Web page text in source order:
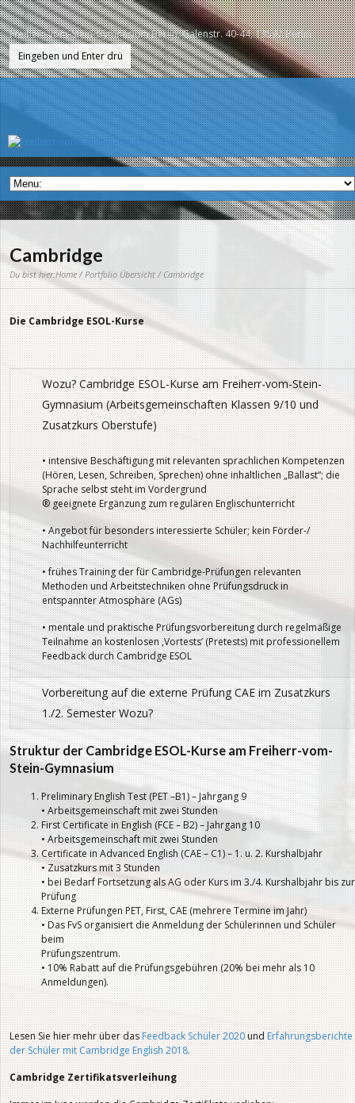
Freiherr-vom-Stein-Gymnasium Berlin, Galenstr. 40-44, 13597 Berlin
Cambridge
Du bist hier:Home/Portfolio Übersicht/ Cambridge
Die Cambridge ESOL-Kurse
Wozu? Cambridge ESOL-Kurse am Freiherr-vom-Stein-
Gymnasium (Arbeitsgemeinschaften Klassen 9/10 und
Zusatzkurs Oberstufe)
• intensive Beschäftigung mit relevanten sprachlichen Kompetenzen
(Hören, Lesen, Schreiben, Sprechen) ohne inhaltlichen „Ballast“; die
Sprache selbst steht im Vordergrund
® geeignete Ergänzung zum regulären Englischunterricht
• Angebot für besonders interessierte Schüler; kein Förder-/
Nachhilfeunterricht
• frühes Training der für Cambridge-Prüfungen relevanten
Methoden und Arbeitstechniken ohne Prüfungsdruck in
entspannter Atmosphäre (AGs)
• mentale und praktische Prüfungsvorbereitung durch regelmäßige
Teilnahme an kostenlosen ‚Vortests’ (Pretests) mit professionellem
Feedback durch Cambridge ESOL
Vorbereitung auf die externe Prüfung CAE im Zusatzkurs
1./2. Semester Wozu?
Struktur der Cambridge ESOL-Kurse am Freiherr-vom-
Stein-Gymnasium
Preliminary English Test (PET –B1) – Jahrgang 9
• Arbeitsgemeinschaft mit zwei Stunden
First Certificate in English (FCE – B2) – Jahrgang 10
• Arbeitsgemeinschaft mit zwei Stunden
Certificate in Advanced English (CAE – C1) – 1. u. 2. Kurshalbjahr
• Zusatzkurs mit 3 Stunden
• bei Bedarf Fortsetzung als AG oder Kurs im 3./4. Kurshalbjahr bis zur
Prüfung
Externe Prüfungen PET, First, CAE (mehrere Termine im Jahr)
• Das FvS organisiert die Anmeldung der Schülerinnen und Schüler
beim
Prüfungszentrum.
• 10% Rabatt auf die Prüfungsgebühren (20% bei mehr als 10
Anmeldungen).
Lesen Sie hier mehr über dasFeedback Schüler 2020und Erfahrungsberichte
der Schüler mit Cambridge English 2018.
Cambridge Zertifikatsverleihung